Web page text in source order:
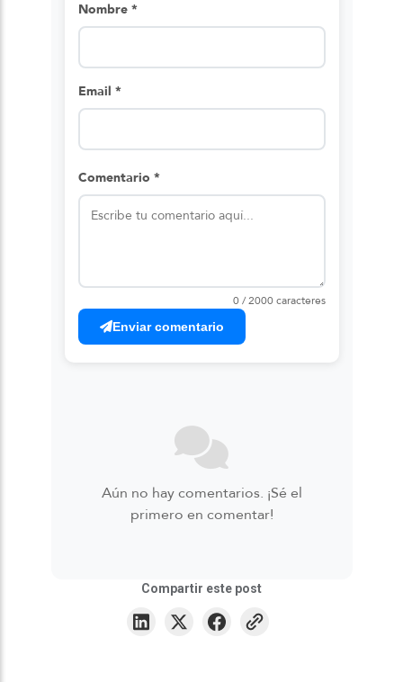
Nombre *
Email *
Comentario *
0 / 2000 caracteres
Enviar comentario
Aún no hay comentarios. ¡Sé el
primero en comentar!
Compartir este post